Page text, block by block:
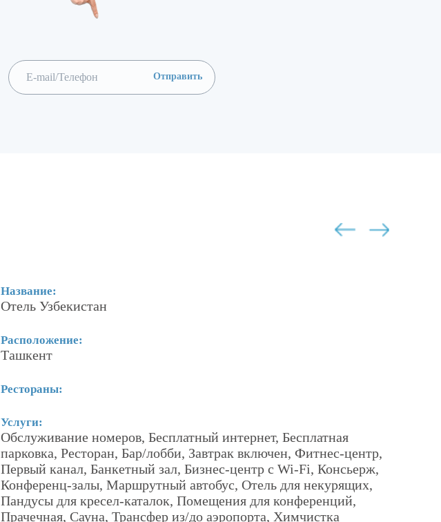
Название:
Отель Узбекистан
Расположение:
Ташкент
Рестораны:
Услуги:
Обслуживание номеров, Бесплатный интернет, Бесплатная
парковка, Ресторан, Бар/лобби, Завтрак включен, Фитнес-центр,
Первый канал, Банкетный зал, Бизнес-центр с Wi-Fi, Консьерж,
Конференц-залы, Маршрутный автобус, Отель для некурящих,
Пандусы для кресел-каталок, Помещения для конференций,
Прачечная, Сауна, Трансфер из/до аэропорта, Химчистка